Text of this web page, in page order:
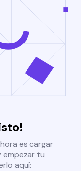
es cargar
empezar tu
aquí: